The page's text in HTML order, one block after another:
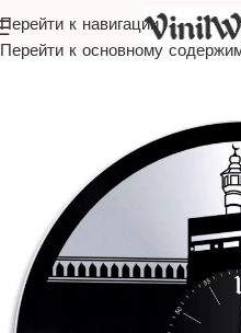
Перейти к навигации
Перейти к основному
Главная Часы из виниловой